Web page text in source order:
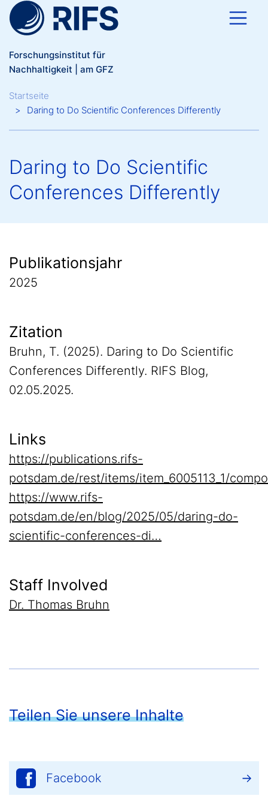
Direkt zum Inhalt
Forschungsinstitut für
Nachhaltigkeit | am GFZ
Breadcrumb
Startseite
Daring to Do Scientific Conferences Differently
Daring to Do Scientific
Conferences Differently
Publikationsjahr
2025
Zitation
Bruhn, T. (2025). Daring to Do Scientific
Conferences Differently. RIFS Blog,
02.05.2025.
Links
https://publications.rifs-
potsdam.de/rest/items/item_6005113_1/
https://www.rifs-
potsdam.de/en/blog/2025/05/daring-do-
scientific-conferences-di…
Staff Involved
Dr. Thomas Bruhn
Teilen Sie unsere Inhalte
Facebook